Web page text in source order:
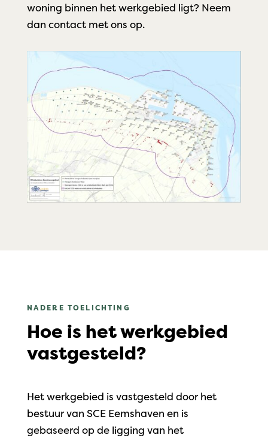
woning binnen het werkgebied ligt? Neem
dan contact met ons op.
NADERE TOELICHTING
Hoe is het werkgebied
vastgesteld?
Het werkgebied is vastgesteld door het
bestuur van SCE Eemshaven en is
gebaseerd op de ligging van het